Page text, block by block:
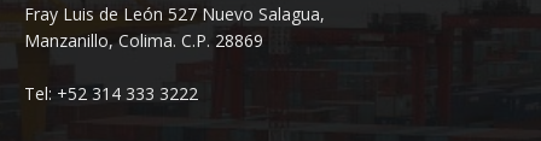
Fray Luis de León 527 Nuevo Salagua,
Manzanillo, Colima. C.P. 28869
Tel: +52 314 333 3222